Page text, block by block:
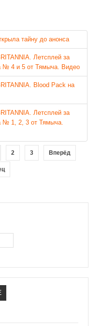
тайну до анонса
Летсплей за
№ 4 и 5 от Тямыча. Видео
Blood Pack на
Летсплей за
№ 1, 2, 3 от Тямыча.
2 3 Вперёд